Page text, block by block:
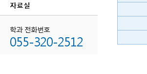
자료실
학과 전화번호
055-320-2512